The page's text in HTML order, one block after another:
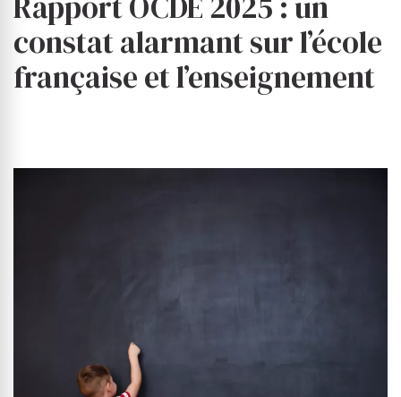
constat alarmant sur l’école
française et l’enseignement